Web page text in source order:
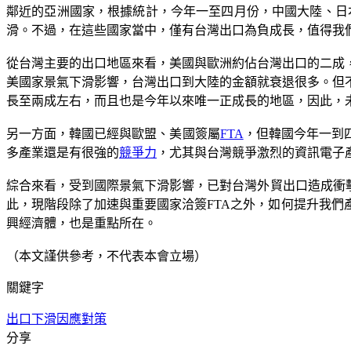
鄰近的亞洲國家，根據統計，今年一至四月份，中國大陸、
滑。不過，在這些國家當中，僅有台灣出口為負成長，值得我
從台灣主要的出口地區來看，美國與歐洲約佔台灣出口的二
美國家景氣下滑影響，台灣出口到大陸的金額就衰退很多。
長至兩成左右，而且也是今年以來唯一正成長的地區，因此
另一方面，韓國已經與歐盟、美國簽屬FTA ，但韓國今年一
多產業還是有很強的競爭力 ，尤其與台灣競爭激烈的資訊電
綜合來看，受到國際景氣下滑影響，已對台灣外貿出口造成
此，現階段除了加速與重要國家洽簽FTA之外，如何提升我
興經濟體，也是重點所在。
（本文謹供參考，不代表本會立場）
關鍵字
出口下滑因應對策
分享